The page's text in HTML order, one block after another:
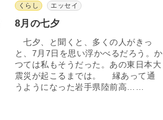
くらし エッセイ
8月の七夕
七夕、と聞くと、多くの人がきっ
と、7月7日を思い浮かべるだろう。か
つては私もそうだった。あの東日本大
震災が起こるまでは。 縁あって通
うようになった岩手県陸前高……